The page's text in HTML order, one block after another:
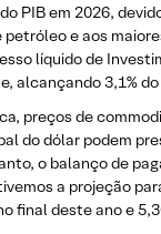
PIB em 2026,
e aos
líquido de
alcançando 3,1% do
preços de
do dólar podem
o balanço de
a projeção
final deste ano e